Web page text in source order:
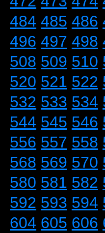
484 485 486
496 497 498
508 509 510
520 521 522
532 533 534
544 545 546
556 557 558
568 569 570
580 581 582
592 593 594
604 605 606